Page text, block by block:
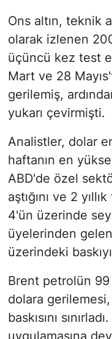
Ons altın, teknik
olarak izlenen
üçüncü kez test
Mart ve 28
gerilemiş,
yukarı çevirmişti.
Analistler, dolar
haftanın en
ABD'de özel
aştığını ve 2
4'ün üzerinde
üyelerinden
üzerindeki
Brent petrolün 99
dolara
baskısını
uygulamasına